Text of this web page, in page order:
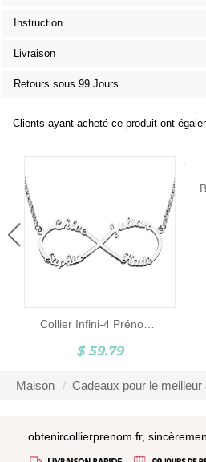
Instruction
Livraison
Retours sous 99 Jours
Clients ayant acheté ce produit ont
Collier Infini-4 Prénoms-Argent
$ 59.79
Maison Cadeaux pour le meilleur
obtenircollierprenom.fr,